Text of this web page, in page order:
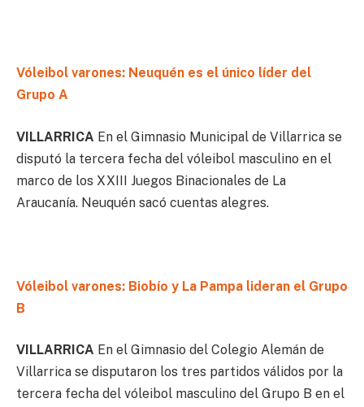
Vóleibol varones: Neuquén es el único líder del
Grupo A
VILLARRICA En el Gimnasio Municipal de Villarrica se
disputó la tercera fecha del vóleibol masculino en el
marco de los XXIII Juegos Binacionales de La
Araucanía. Neuquén sacó cuentas alegres.
Vóleibol varones: Biobío y La Pampa lideran el Grupo
B
VILLARRICA En el Gimnasio del Colegio Alemán de
Villarrica se disputaron los tres partidos válidos por la
tercera fecha del vóleibol masculino del Grupo B en el